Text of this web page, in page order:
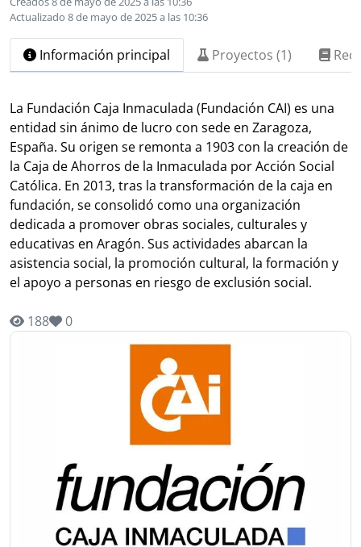
Actualizado 8 de mayo de 2025 a las 10:36
Información principal Proyectos (1)
La Fundación Caja Inmaculada (Fundación CAI) es una
entidad sin ánimo de lucro con sede en Zaragoza,
España. Su origen se remonta a 1903 con la creación de
la Caja de Ahorros de la Inmaculada por Acción Social
Católica. En 2013, tras la transformación de la caja en
fundación, se consolidó como una organización
dedicada a promover obras sociales, culturales y
educativas en Aragón. Sus actividades abarcan la
asistencia social, la promoción cultural, la formación y
el apoyo a personas en riesgo de exclusión social.
188 0